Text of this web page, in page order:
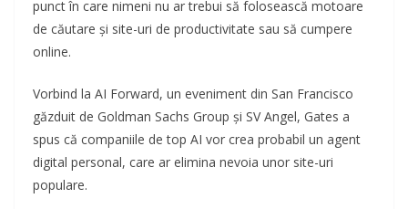
punct în care nimeni nu ar trebui să folosească motoare
de căutare și site-uri de productivitate sau să cumpere
online.
Vorbind la AI Forward, un eveniment din San Francisco
găzduit de Goldman Sachs Group și SV Angel, Gates a
spus că companiile de top AI vor crea probabil un agent
digital personal, care ar elimina nevoia unor site-uri
populare.